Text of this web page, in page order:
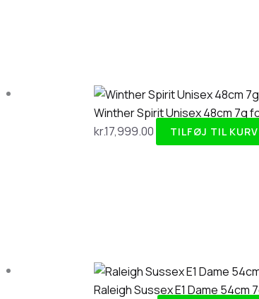
Winther Spirit Unisex 48cm 7g
kr.17,999.00 TILFØJ TIL KURV
Raleigh Sussex E1 Dame 54cm